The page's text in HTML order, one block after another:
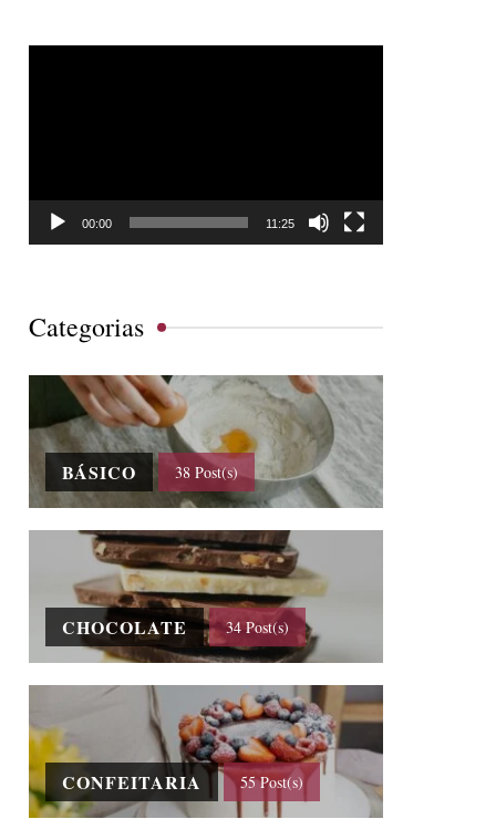
00:00 11:25
Categorias
BÁSICO 38 Post(s)
CHOCOLATE 34 Post(s)
CONFEITARIA 55 Post(s)